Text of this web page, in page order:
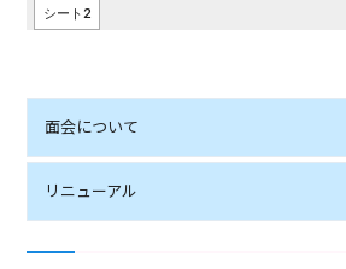
面会について
リニューアル